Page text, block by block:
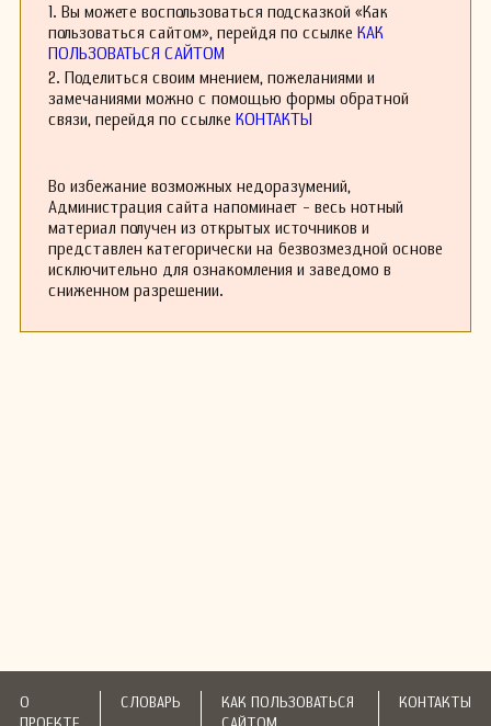
1. Вы можете воспользоваться подсказкой «Как
пользоваться сайтом», перейдя по ссылке КАК
ПОЛЬЗОВАТЬСЯ САЙТОМ
2. Поделиться своим мнением, пожеланиями и
замечаниями можно с помощью формы обратной
связи, перейдя по ссылке КОНТАКТЫ
Во избежание возможных недоразумений,
Администрация сайта напоминает - весь нотный
материал получен из открытых источников и
представлен категорически на безвозмездной основе
исключительно для ознакомления и заведомо в
сниженном разрешении.
О
СЛОВАРЬ
КАК ПОЛЬЗОВАТЬСЯ
КОНТАКТЫ